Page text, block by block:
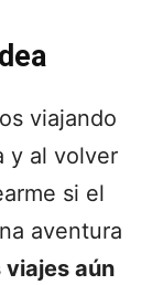
viajando
y al volver
si el
aventura
viajes aún